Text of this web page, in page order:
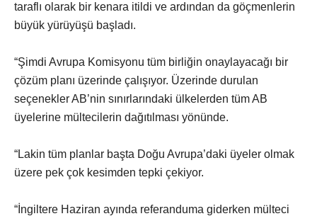
taraflı olarak bir kenara itildi ve ardından da göçmenlerin
büyük yürüyüşü başladı.
“Şimdi Avrupa Komisyonu tüm birliğin onaylayacağı bir
çözüm planı üzerinde çalışıyor. Üzerinde durulan
seçenekler AB’nin sınırlarındaki ülkelerden tüm AB
üyelerine mültecilerin dağıtılması yönünde.
“Lakin tüm planlar başta Doğu Avrupa’daki üyeler olmak
üzere pek çok kesimden tepki çekiyor.
“İngiltere Haziran ayında referanduma giderken mülteci